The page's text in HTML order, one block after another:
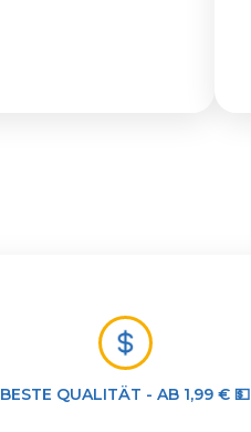
BESTE QUALITÄT - AB 1,99 € 💵